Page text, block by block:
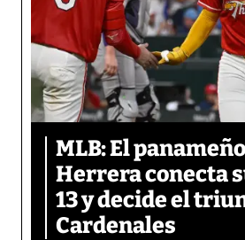
MLB: El
Herrera conecta
13 y decide el
Cardenales